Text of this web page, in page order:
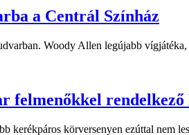
a Centrál Színház
Woody Allen legújabb
felmenőkkel
kerékpáros körversenyen ezúttal nem